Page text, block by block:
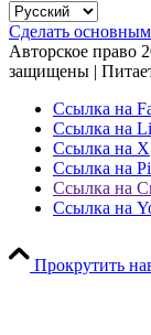
Сделать
Авторское право
защищены |
Ссылка на
Ссылка на
Ссылка на Х
Ссылка на
Ссылка на
Ссылка на
Прокрутить